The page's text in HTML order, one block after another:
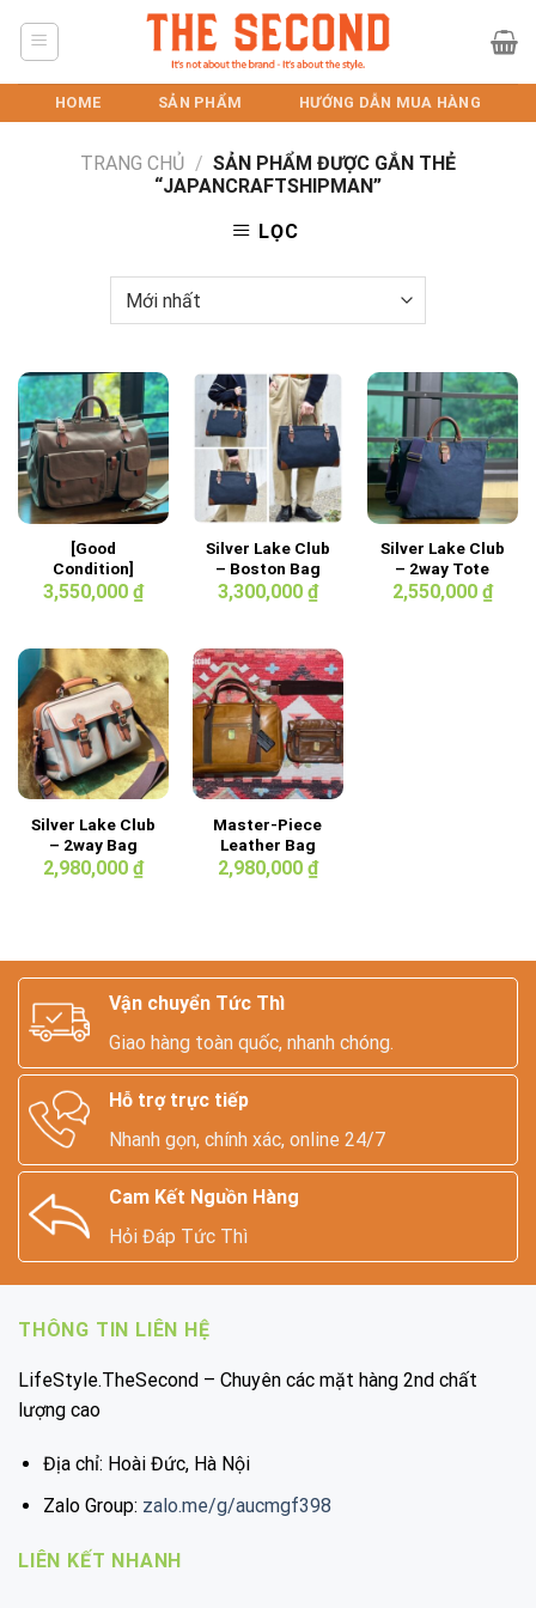
HOME SẢN PHẨM HƯỚNG DẪN MUA HÀNG
TRANG CHỦ / SẢN PHẨM ĐƯỢC GẮN THẺ
“JAPANCRAFTSHIPMAN”
LỌC
[Good
Condition]
Silver Lake Club
Bag
3,550,000 ₫
Silver Lake Club
– Boston Bag
42cm
3,300,000 ₫
Silver Lake Club
– 2way Tote
Bag Dark Blue
2,550,000 ₫
Silver Lake Club
– 2way Bag
2,980,000 ₫
Master-Piece
Leather Bag
2,980,000 ₫
Vận chuyển Tức Thì
Giao hàng toàn quốc, nhanh chóng.
Hỗ trợ trực tiếp
Nhanh gọn, chính xác, online 24/7
Cam Kết Nguồn Hàng
Hỏi Đáp Tức Thì
THÔNG TIN LIÊN HỆ
LifeStyle.TheSecond – Chuyên các mặt hàng 2nd chất
lượng cao
Địa chỉ: Hoài Đức, Hà Nội
Zalo Group: zalo.me/g/aucmgf398
LIÊN KẾT NHANH